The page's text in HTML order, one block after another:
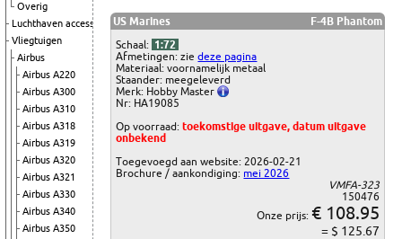
Overig
Luchthaven accessoires
Vliegtuigen
Airbus
Airbus A220
Airbus A300
Airbus A310
Airbus A318
Airbus A319
Airbus A320
Airbus A321
Airbus A330
Airbus A340
Airbus A350
US Marines
F-4B Phantom
Schaal: 1:72
Afmetingen: ziedeze pagina
Materiaal: voornamelijk metaal
Staander: meegeleverd
Merk: Hobby Master
Nr: HA19085
Op voorraad:toekomstige uitgave, datum uitgave
onbekend
Toegevoegd aan website: 2026-02-21
Brochure / aankondiging: mei 2026
VMFA-323
150476
Onze prijs: € 108.95
= $ 125.67